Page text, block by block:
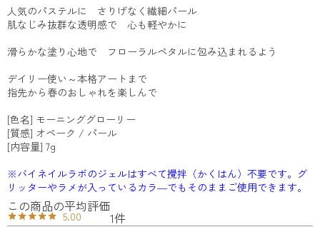
人気のパステルに さりげなく繊細パール
肌なじみ抜群な透明感で 心も軽やかに
滑らかな塗り心地で フローラルペタルに包み込まれるよう
デイリー使い～本格アートまで
指先から春のおしゃれを楽しんで
[色名] モーニンググローリー
[質感] オペーク / パール
[内容量] 7g
※バイネイルラボのジェルはすべて攪拌（かくはん）不要です。グ
リッターやラメが入っているカラ―でもそのままご使用できます。
5.00 1